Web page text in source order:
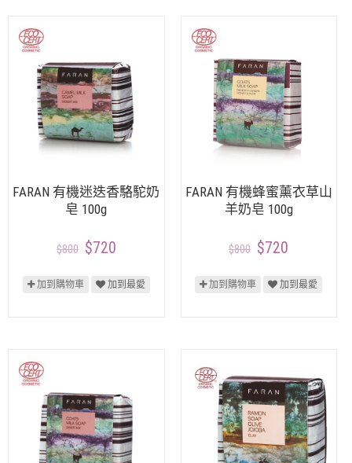
FARAN 有機迷迭香駱駝奶
皂 100g
$800 $720
加到購物車 加到最愛
FARAN 有機蜂蜜薰衣草山
羊奶皂 100g
$800 $720
加到購物車 加到最愛